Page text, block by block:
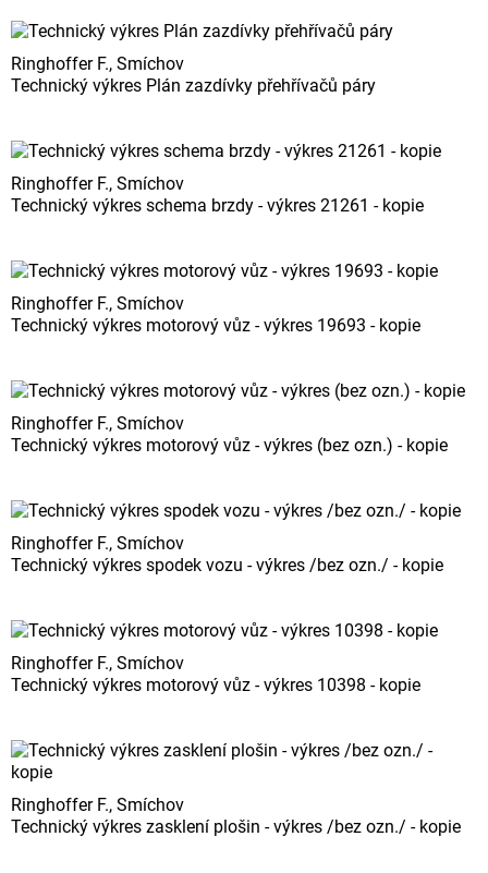
Ringhoffer F., Smíchov
Technický výkres Plán zazdívky přehřívačů páry
Ringhoffer F., Smíchov
Technický výkres schema brzdy - výkres 21261 - kopie
Ringhoffer F., Smíchov
Technický výkres motorový vůz - výkres 19693 - kopie
Ringhoffer F., Smíchov
Technický výkres motorový vůz - výkres (bez ozn.) - kopie
Ringhoffer F., Smíchov
Technický výkres spodek vozu - výkres /bez ozn./ - kopie
Ringhoffer F., Smíchov
Technický výkres motorový vůz - výkres 10398 - kopie
Ringhoffer F., Smíchov
Technický výkres zasklení plošin - výkres /bez ozn./ - kopie